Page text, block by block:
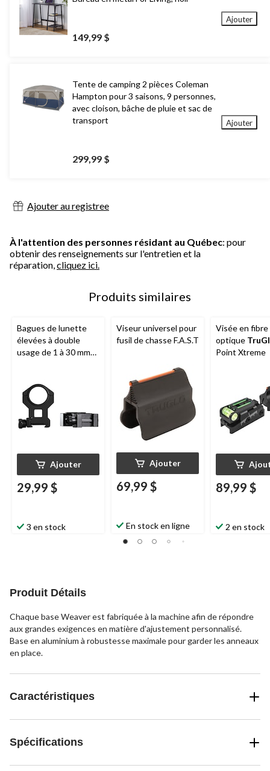
149,99 $
Ajouter
Tente de camping 2 pièces Coleman
Hampton pour 3 saisons, 9 personnes,
avec cloison, bâche de pluie et sac de
transport
299,99 $
Ajouter
Ajouter au registree
À l'attention des personnes résidant au Québec: pour
obtenir des renseignements sur l'entretien et la
réparation,cliquez ici.
Produits similaires
Bagues de lunette
élevées à double
usage de 1 à 30 mm
Ajouter
29,99 $
3 en stock
Viseur universel pour
fusil de chasse F.A.S.T
Ajouter
69,99 $
En stock en ligne
Visée en fibre
optique
Point Xtreme
89,99 $
2 en stock
Produit Détails
Chaque base Weaver est fabriquée à la machine afin de répondre
aux grandes exigences en matière d'ajustement personnalisé.
Base en aluminium à robustesse maximale pour garder les anneaux
en place.
Caractéristiques
Spécifications